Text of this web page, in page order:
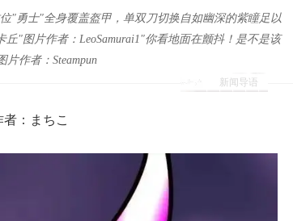
新闻导语
"勇士"全身覆盖盔甲，单双刀切换自如幽深的紫瞳足以
"图片作者：LeoSamurai1"你看地面在颤抖！是不是该
作者：Steampun
者：まちこ